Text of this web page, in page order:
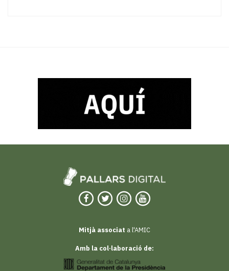
Mitjà associat a l'AMIC
Amb la col·laboració de: